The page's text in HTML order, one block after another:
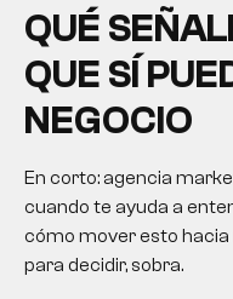
QUÉ
QUE SÍ
NEGOCIO
En corto: agencia
cuando te ayuda a
cómo mover esto hacia
para decidir, sobra.